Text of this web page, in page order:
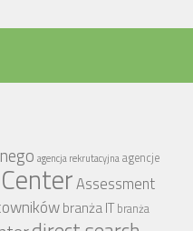
agencja rekrutacyjnaagencje
Assessment
branża IT branża